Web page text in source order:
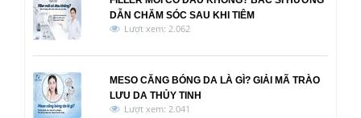
DẪN CHĂM SÓC SAU KHI TIÊM
Lượt xem: 2.062
MESO CĂNG BÓNG DA LÀ GÌ? GIẢI MÃ TRÀO
LƯU DA THỦY TINH
Lượt xem: 2.041